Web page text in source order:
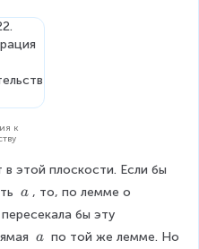
к
в этой плоскости. Если бы
\
\
a , то, по лемме о
бы эту
\
a по той же лемме. Но